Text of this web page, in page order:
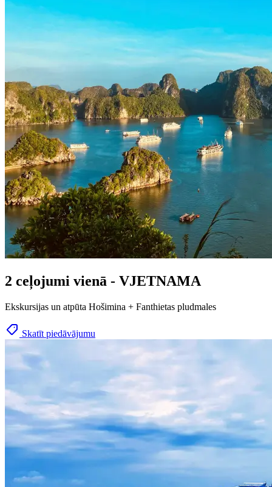
2 ceļojumi vienā - VJETNAMA
Ekskursijas un atpūta Hošimina + Fanthietas pludmales
Skatīt piedāvājumu